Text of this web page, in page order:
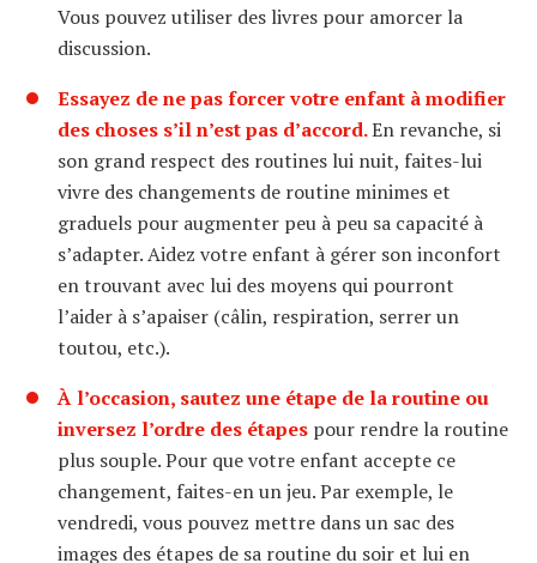
Vous pouvez utiliser des livres pour amorcer la
discussion.
Essayez de ne pas forcer votre enfant à modifier
des choses s’il n’est pas d’accord.En revanche, si
son grand respect des routines lui nuit, faites-lui
vivre des changements de routine minimes et
graduels pour augmenter peu à peu sa capacité à
s’adapter. Aidez votre enfant à gérer son inconfort
en trouvant avec lui des moyens qui pourront
l’aider à s’apaiser (câlin, respiration, serrer un
toutou, etc.).
À l’occasion, sautez une étape de la routine ou
inversez l’ordre des étapes pour rendre la routine
plus souple. Pour que votre enfant accepte ce
changement, faites-en un jeu. Par exemple, le
vendredi, vous pouvez mettre dans un sac des
images des étapes de sa routine du soir et lui en